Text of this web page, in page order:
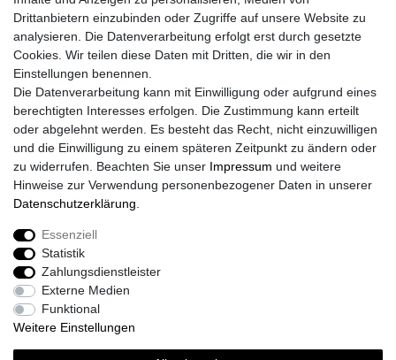
Bluetoothhelme
Kinderhelme
Skihelme
Services
Mein Konto
Kontakt
FAQ
Rechtliches
AGB
Widerrufs­recht
Widerrufs­formular
Impressum
Daten­schutz­erklärung
Vertrag Widerrufen
Drittanbietern einzubinden oder Zugriffe auf unsere Website zu
analysieren. Die Datenverarbeitung erfolgt erst durch gesetzte
Cookies. Wir teilen diese Daten mit Dritten, die wir in den
Einstellungen benennen.
Die Datenverarbeitung kann mit Einwilligung oder aufgrund eines
berechtigten Interesses erfolgen. Die Zustimmung kann erteilt
oder abgelehnt werden. Es besteht das Recht, nicht einzuwilligen
und die Einwilligung zu einem späteren Zeitpunkt zu ändern oder
zu widerrufen. Beachten Sie unser Impressum und weitere
Hinweise zur Verwendung personenbezogener Daten in unserer
Daten­schutz­erklärung
Essenziell
Statistik
Zahlungsdienstleister
Externe Medien
Funktional
Weitere Einstellungen